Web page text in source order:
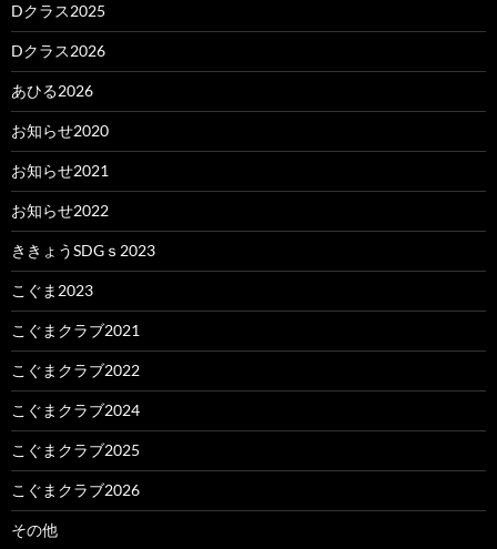
Dクラス2025
Dクラス2026
あひる2026
お知らせ2020
お知らせ2021
お知らせ2022
ききょうSDGｓ2023
こぐま2023
こぐまクラブ2021
こぐまクラブ2022
こぐまクラブ2024
こぐまクラブ2025
こぐまクラブ2026
その他